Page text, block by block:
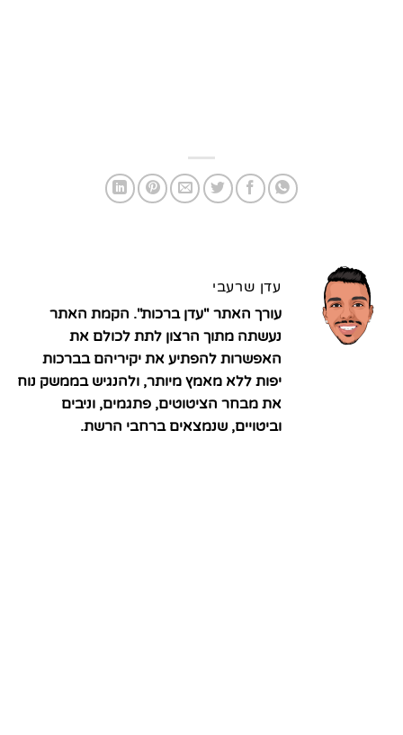
עדן שרעבי
עורך האתר "עדן ברכות". הקמת האתר
נעשתה מתוך הרצון לתת לכולם את
האפשרות להפתיע את יקיריהם בברכות
יפות ללא מאמץ מיותר, ולהנגיש בממשק נוח
את מבחר הציטוטים, פתגמים, וניבים
וביטויים, שנמצאים ברחבי הרשת.